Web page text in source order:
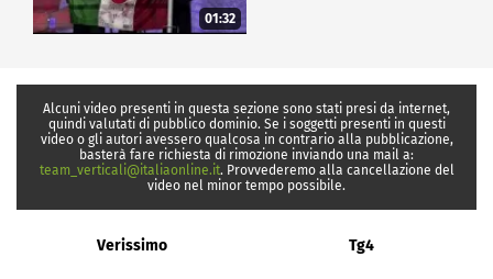
01:32
Alcuni video presenti in questa sezione sono stati presi da internet,
quindi valutati di pubblico dominio. Se i soggetti presenti in questi
video o gli autori avessero qualcosa in contrario alla pubblicazione,
basterà fare richiesta di rimozione inviando una mail a:
team_verticali@italiaonline.it. Provvederemo alla cancellazione del
video nel minor tempo possibile.
Verissimo Tg4